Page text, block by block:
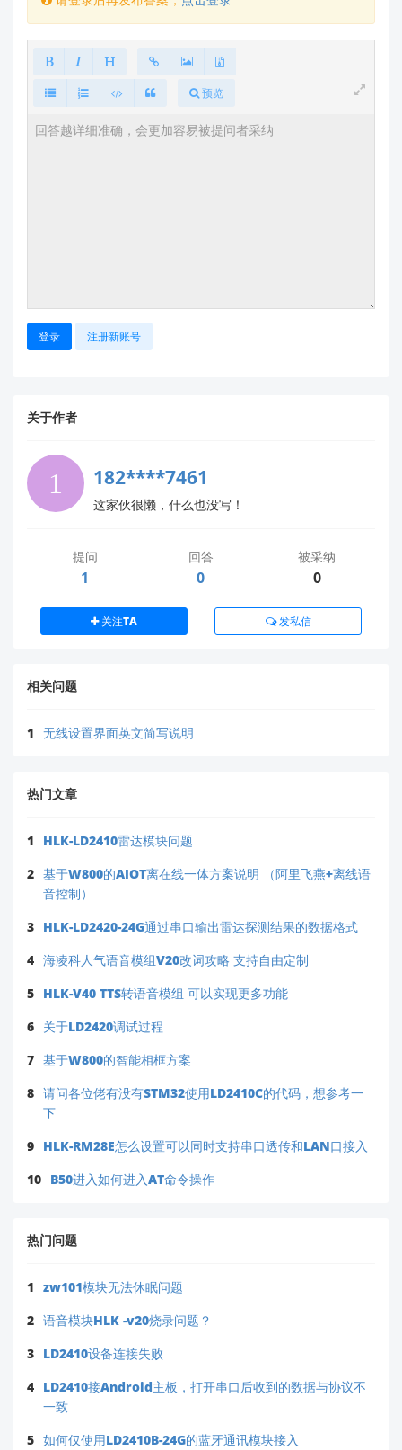
预览
登录 注册新账号
关于作者
182****7461
这家伙很懒，什么也没写！
提问
1
回答
0
被采纳
0
关注TA 发私信
相关问题
1 无线设置界面英文简写说明
热门文章
1
HLK-LD2410雷达模块问题
2 基于W800的AIOT离在线一体方案说明 （阿里飞燕+离线语
音控制）
3 HLK-LD2420-24G通过串口输出雷达探测结果的数据格式
4 海凌科人气语音模组V20改词攻略 支持自由定制
5 HLK-V40 TTS转语音模组 可以实现更多功能
6 关于LD2420调试过程
7 基于W800的智能相框方案
8 请问各位佬有没有STM32使用LD2410C的代码，想参考一
下
9 HLK-RM28E怎么设置可以同时支持串口透传和LAN口接入
10 B50进入如何进入AT命令操作
热门问题
1 zw101模块无法休眠问题
2 语音模块HLK -v20烧录问题？
3 LD2410设备连接失败
4 LD2410接Android主板，打开串口后收到的数据与协议不
一致
5 如何仅使用LD2410B-24G的蓝牙通讯模块接入